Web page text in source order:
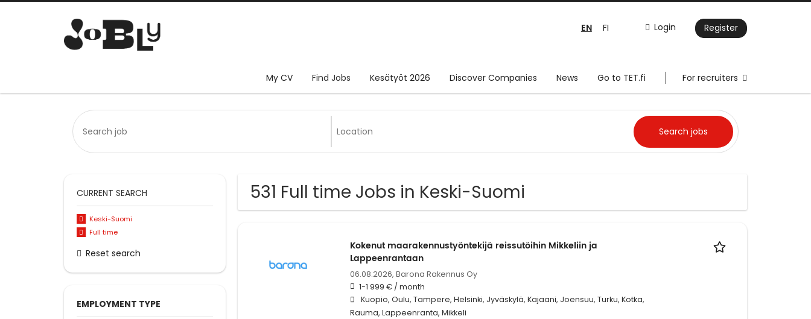
Login Register
EN FI
My CV Find Jobs Kesätyöt 2026 Discover Companies News Go to TET.fi For recruiters
531 Full time Jobs in Keski-Suomi
Kokenut maarakennustyöntekijä reissutöihin Mikkeliin ja
Lappeenrantaan
06.08.2026, Barona Rakennus Oy
1-1 999 € / month
Kuopio, Oulu, Tampere, Helsinki, Jyväskylä, Kajaani, Joensuu, Turku, Kotka,
Rauma, Lappeenranta, Mikkeli
CURRENT SEARCH
Keski-Suomi
Full time
Reset search
EMPLOYMENT TYPE